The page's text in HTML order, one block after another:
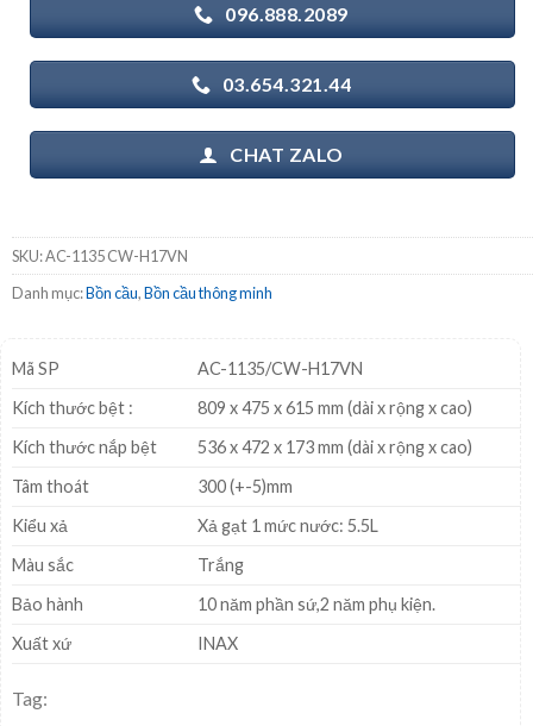
096.888.2089
03.654.321.44
CHAT ZALO
SKU:AC-1135 CW-H17VN
Danh mục:Bồn cầu,Bồn cầu thông minh
Mã SP
AC-1135/CW-H17VN
Kích thước bệt :
809 x 475 x 615 mm (dài x rộng x cao)
Kích thước nắp bệt
536 x 472 x 173 mm (dài x rộng x cao)
Tâm thoát
300 (+-5)mm
Kiểu xả
Xả gạt 1 mức nước: 5.5L
Màu sắc
Trắng
Bảo hành
10 năm phần sứ,2 năm phụ kiện.
Xuất xứ
INAX
Tag: